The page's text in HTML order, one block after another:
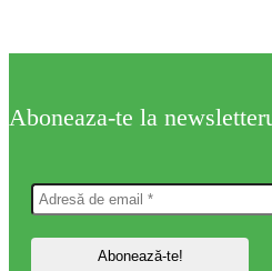
Aboneaza-te la